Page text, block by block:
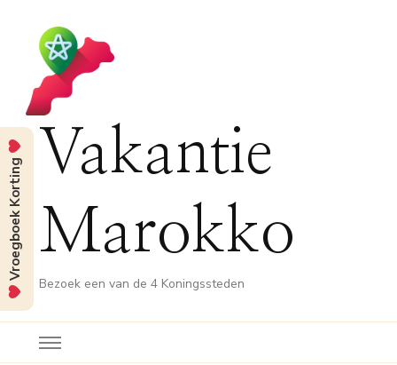
Vakantie
Marokko
Bezoek een van de 4 Koningssteden
Vroegboek Korting